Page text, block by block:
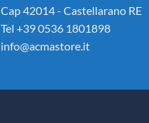
Cap 42014 - Castellarano RE
Tel +39 0536 1801898
info@acmastore.it